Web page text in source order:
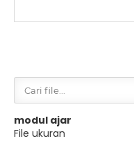
modul ajar
File ukuran